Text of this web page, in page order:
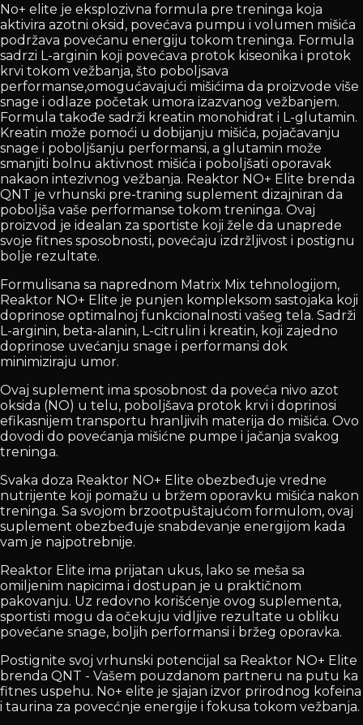
No+ elite je eksplozivna formula pre treninga koja
aktivira azotni oksid, povećava pumpu i volumen mišića
podržava povećanu energiju tokom treninga. Formula
sadrzi L-arginin koji povećava protok kiseonika i protok
krvi tokom vežbanja, što poboljsava
performanse,omogućavajući mišićima da proizvode više
snage i odlaze početak umora izazvanog vežbanjem.
Formula takođe sadrži kreatin monohidrat i L-glutamin.
Kreatin može pomoći u dobijanju mišića, pojačavanju
snage i poboljšanju performansi, a glutamin može
smanjiti bolnu aktivnost mišića i poboljšati oporavak
nakaon intezivnog vežbanja. Reaktor NO+ Elite brenda
QNT je vrhunski pre-traning suplement dizajniran da
poboljša vaše performanse tokom treninga. Ovaj
proizvod je idealan za sportiste koji žele da unaprede
svoje fitnes sposobnosti, povećaju izdržljivost i postignu
bolje rezultate.
Formulisana sa naprednom Matrix Mix tehnologijom,
Reaktor NO+ Elite je punjen kompleksom sastojaka koji
doprinose optimalnoj funkcionalnosti vašeg tela. Sadrži
L-arginin, beta-alanin, L-citrulin i kreatin, koji zajedno
doprinose uvećanju snage i performansi dok
minimiziraju umor.
Ovaj suplement ima sposobnost da poveća nivo azot
oksida (NO) u telu, poboljšava protok krvi i doprinosi
efikasnijem transportu hranljivih materija do mišića. Ovo
dovodi do povećanja mišićne pumpe i jačanja svakog
treninga.
Svaka doza Reaktor NO+ Elite obezbeđuje vredne
nutrijente koji pomažu u bržem oporavku mišića nakon
treninga. Sa svojom brzootpuštajućom formulom, ovaj
suplement obezbeđuje snabdevanje energijom kada
vam je najpotrebnije.
Reaktor Elite ima prijatan ukus, lako se meša sa
omiljenim napicima i dostupan je u praktičnom
pakovanju. Uz redovno korišćenje ovog suplementa,
sportisti mogu da očekuju vidljive rezultate u obliku
povećane snage, boljih performansi i bržeg oporavka.
Postignite svoj vrhunski potencijal sa Reaktor NO+ Elite
brenda QNT - Vašem pouzdanom partneru na putu ka
fitnes uspehu. No+ elite je sjajan izvor prirodnog kofeina
i taurina za povecćnje energije i fokusa tokom vežbanja.